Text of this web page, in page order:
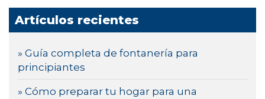
Artículos recientes
» Guía completa de fontanería para
principiantes
» Cómo preparar tu hogar para una